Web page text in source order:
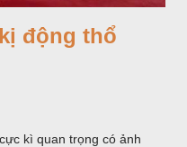
động thổ
kì quan trọng có ảnh